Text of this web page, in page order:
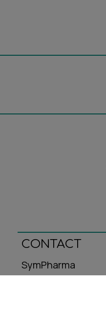
CONTACT
SymPharma
Oeralstraat 12